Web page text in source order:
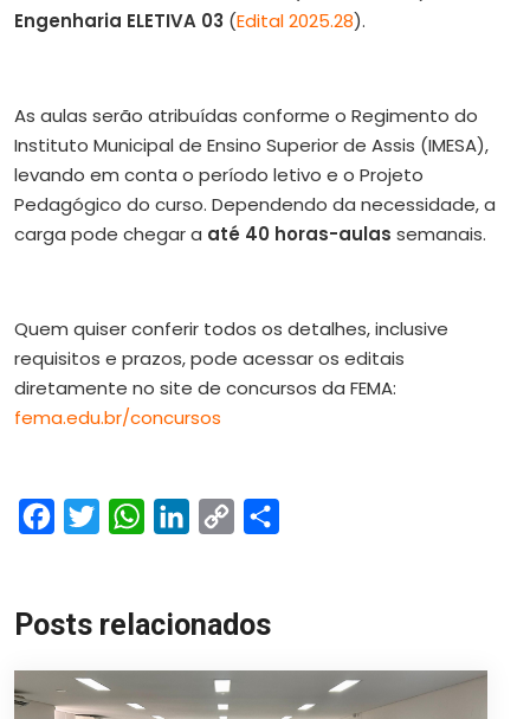
Engenharia ELETIVA 03 (Edital 2025.28).
As aulas serão atribuídas conforme o Regimento do
Instituto Municipal de Ensino Superior de Assis (IMESA),
levando em conta o período letivo e o Projeto
Pedagógico do curso. Dependendo da necessidade, a
carga pode chegar a até 40 horas-aulas semanais.
Quem quiser conferir todos os detalhes, inclusive
requisitos e prazos, pode acessar os editais
diretamente no site de concursos da FEMA:
fema.edu.br/concursos
FacebookTwitterWhatsAppLinkedIn
Copy
Posts relacionados